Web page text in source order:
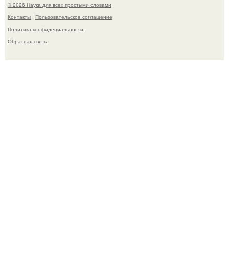
© 2026 Наука для всех простыми словами
Контакты
Пользовательское соглашение
Политика конфидециальности
Обратная связь